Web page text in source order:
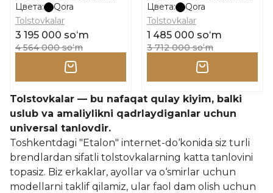
Цвета:
Qora
Tolstovkalar
3 195 000 soʻm
4 564 000 soʻm
Цвета:
Qora
Tolstovkalar
1 485 000 soʻm
3 712 000 soʻm
Tolstovkalar — bu nafaqat qulay kiyim, balki
uslub va amaliylikni qadrlaydiganlar uchun
universal tanlovdir.
Toshkentdagi "Etalon" internet-do‘konida siz turli
brendlardan sifatli tolstovkalarning katta tanlovini
topasiz. Biz erkaklar, ayollar va o‘smirlar uchun
modellarni taklif qilamiz, ular faol dam olish uchun